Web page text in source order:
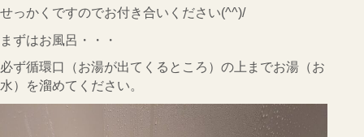
せっかくですのでお付き合いください(^^)/
まずはお風呂・・・
必ず循環口（お湯が出てくるところ）の上までお湯（お
水）を溜めてください。